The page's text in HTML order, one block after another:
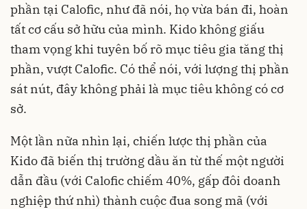
phần tại Calofic, như đã nói, họ vừa bán đi, hoàn
tất cơ cấu sở hữu của mình. Kido không giấu
tham vọng khi tuyên bố rõ mục tiêu gia tăng thị
phần, vượt Calofic. Có thể nói, với lượng thị phần
sát nút, đây không phải là mục tiêu không có cơ
sở.
Một lần nữa nhìn lại, chiến lược thị phần của
Kido đã biến thị trường dầu ăn từ thế một người
dẫn đầu (với Calofic chiếm 40%, gấp đôi doanh
nghiệp thứ nhì) thành cuộc đua song mã (với